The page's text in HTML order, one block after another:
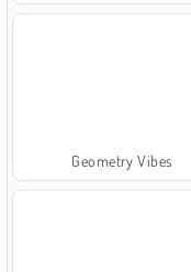
Geometry Vibes